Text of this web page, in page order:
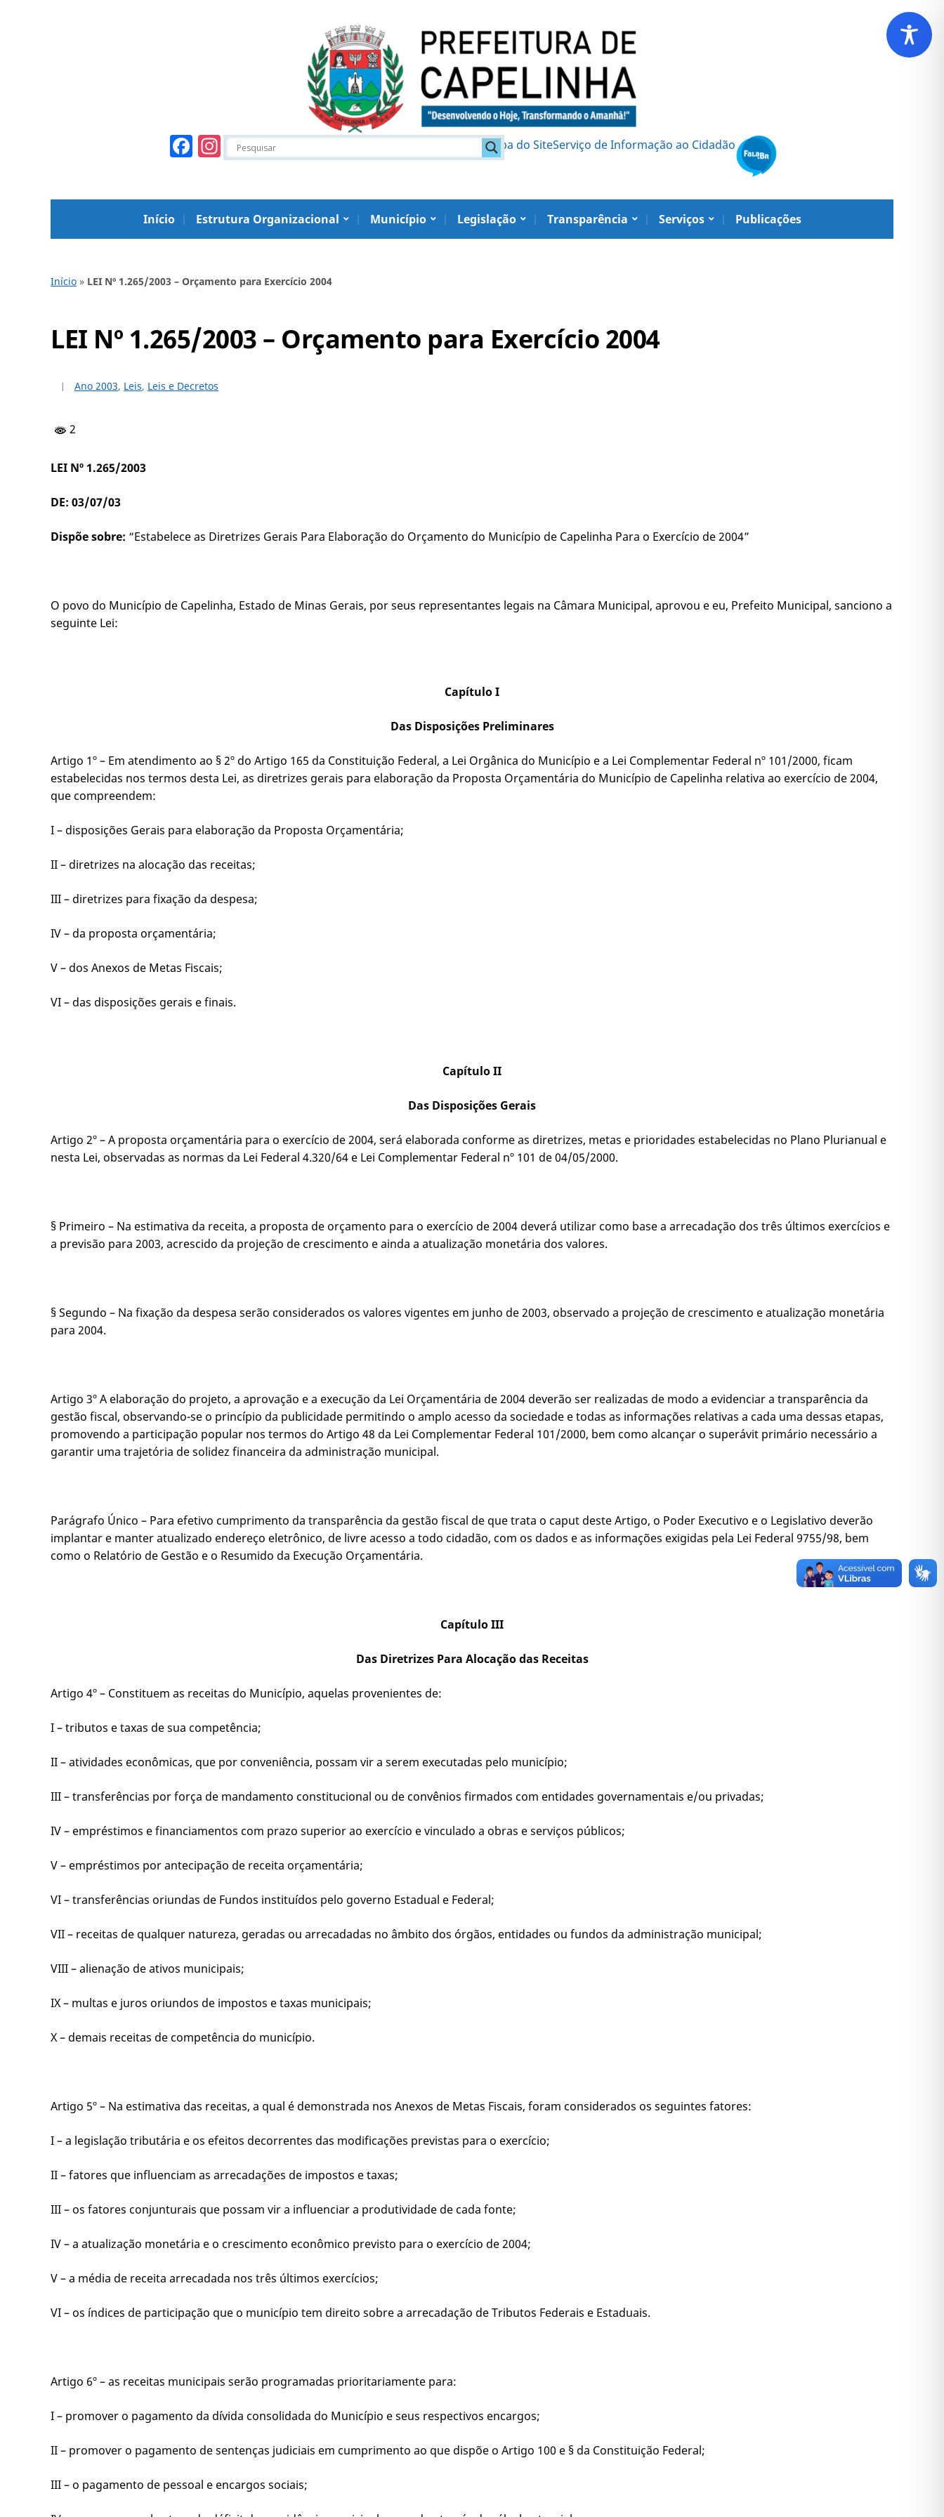
Facebook
Instagram Mapa do SiteServiço de Informação ao Cidadão
Início Estrutura Organizacional Município Legislação Transparência Serviços Publicações
Início » LEI Nº 1.265/2003 – Orçamento para Exercício 2004
LEI Nº 1.265/2003 – Orçamento para Exercício 2004
Ano 2003, Leis, Leis e Decretos
2
LEI Nº 1.265/2003
DE: 03/07/03
Dispõe sobre: “Estabelece as Diretrizes Gerais Para Elaboração do Orçamento do Município de Capelinha Para o Exercício de 2004”
O povo do Município de Capelinha, Estado de Minas Gerais, por seus representantes legais na Câmara Municipal, aprovou e eu, Prefeito Municipal, sanciono a
seguinte Lei:
Capítulo I
Das Disposições Preliminares
Artigo 1º – Em atendimento ao § 2º do Artigo 165 da Constituição Federal, a Lei Orgânica do Município e a Lei Complementar Federal nº 101/2000, ficam
estabelecidas nos termos desta Lei, as diretrizes gerais para elaboração da Proposta Orçamentária do Município de Capelinha relativa ao exercício de 2004,
que compreendem:
I – disposições Gerais para elaboração da Proposta Orçamentária;
II – diretrizes na alocação das receitas;
III – diretrizes para fixação da despesa;
IV – da proposta orçamentária;
V – dos Anexos de Metas Fiscais;
VI – das disposições gerais e finais.
Capítulo II
Das Disposições Gerais
Artigo 2º – A proposta orçamentária para o exercício de 2004, será elaborada conforme as diretrizes, metas e prioridades estabelecidas no Plano Plurianual e
nesta Lei, observadas as normas da Lei Federal 4.320/64 e Lei Complementar Federal nº 101 de 04/05/2000.
§ Primeiro – Na estimativa da receita, a proposta de orçamento para o exercício de 2004 deverá utilizar como base a arrecadação dos três últimos exercícios e
a previsão para 2003, acrescido da projeção de crescimento e ainda a atualização monetária dos valores.
§ Segundo – Na fixação da despesa serão considerados os valores vigentes em junho de 2003, observado a projeção de crescimento e atualização monetária
para 2004.
Artigo 3º A elaboração do projeto, a aprovação e a execução da Lei Orçamentária de 2004 deverão ser realizadas de modo a evidenciar a transparência da
gestão fiscal, observando-se o princípio da publicidade permitindo o amplo acesso da sociedade e todas as informações relativas a cada uma dessas etapas,
promovendo a participação popular nos termos do Artigo 48 da Lei Complementar Federal 101/2000, bem como alcançar o superávit primário necessário a
garantir uma trajetória de solidez financeira da administração municipal.
Parágrafo Único – Para efetivo cumprimento da transparência da gestão fiscal de que trata o caput deste Artigo, o Poder Executivo e o Legislativo deverão
implantar e manter atualizado endereço eletrônico, de livre acesso a todo cidadão, com os dados e as informações exigidas pela Lei Federal 9755/98, bem
como o Relatório de Gestão e o Resumido da Execução Orçamentária.
Capítulo III
Das Diretrizes Para Alocação das Receitas
Artigo 4º – Constituem as receitas do Município, aquelas provenientes de:
I – tributos e taxas de sua competência;
II – atividades econômicas, que por conveniência, possam vir a serem executadas pelo município;
III – transferências por força de mandamento constitucional ou de convênios firmados com entidades governamentais e/ou privadas;
IV – empréstimos e financiamentos com prazo superior ao exercício e vinculado a obras e serviços públicos;
V – empréstimos por antecipação de receita orçamentária;
VI – transferências oriundas de Fundos instituídos pelo governo Estadual e Federal;
VII – receitas de qualquer natureza, geradas ou arrecadadas no âmbito dos órgãos, entidades ou fundos da administração municipal;
VIII – alienação de ativos municipais;
IX – multas e juros oriundos de impostos e taxas municipais;
X – demais receitas de competência do município.
Artigo 5º – Na estimativa das receitas, a qual é demonstrada nos Anexos de Metas Fiscais, foram considerados os seguintes fatores:
I – a legislação tributária e os efeitos decorrentes das modificações previstas para o exercício;
II – fatores que influenciam as arrecadações de impostos e taxas;
III – os fatores conjunturais que possam vir a influenciar a produtividade de cada fonte;
IV – a atualização monetária e o crescimento econômico previsto para o exercício de 2004;
V – a média de receita arrecadada nos três últimos exercícios;
VI – os índices de participação que o município tem direito sobre a arrecadação de Tributos Federais e Estaduais.
Artigo 6º – as receitas municipais serão programadas prioritariamente para:
I – promover o pagamento da dívida consolidada do Município e seus respectivos encargos;
II – promover o pagamento de sentenças judiciais em cumprimento ao que dispõe o Artigo 100 e § da Constituição Federal;
III – o pagamento de pessoal e encargos sociais;